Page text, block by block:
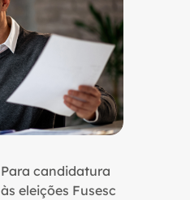
Para candidatura
às eleições Fusesc